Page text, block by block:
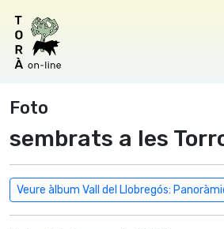
Foto
sembrats a les
Veure àlbum Vall del Llobregós: